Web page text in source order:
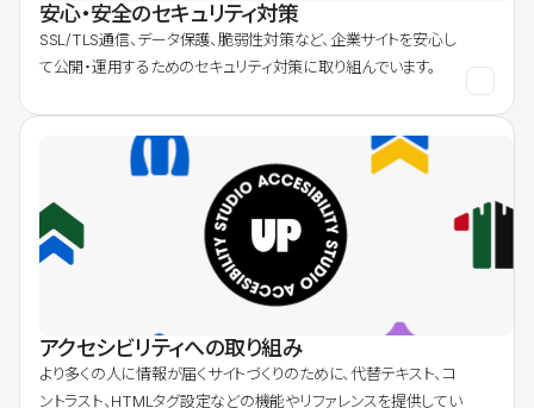
安心・安全のセキュリティ対策
SSL/TLS通信、データ保護、脆弱性対策など、企業サイトを安心し
て公開・運用するためのセキュリティ対策に取り組んでいます。
アクセシビリティへの取り組み
より多くの人に情報が届くサイトづくりのために、代替テキスト、コ
ントラスト、HTMLタグ設定などの機能やリファレンスを提供してい